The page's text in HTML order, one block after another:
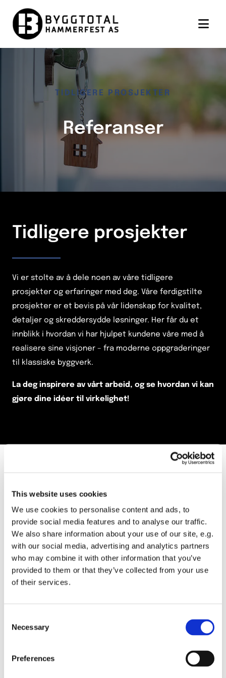
This website uses cookies
We use cookies to personalise content and ads, to
provide social media features and to analyse our traffic.
We also share information about your use of our site, e.g.
with our social media, advertising and analytics partners
who may combine it with other information that you’ve
provided to them or that they’ve collected from your use
of their services.
Selection
Necessary
Preferences
TIDLIGERE PROSJEKTER
Referanser
Tidligere prosjekter
Vi er stolte av å dele noen av våre tidligere
prosjekter og erfaringer med deg. Våre ferdigstilte
prosjekter er et bevis på vår lidenskap for kvalitet,
detaljer og skreddersydde løsninger. Her får du et
innblikk i hvordan vi har hjulpet kundene våre med å
realisere sine visjoner – fra moderne oppgraderinger
til klassiske byggverk.
La deg inspirere av vårt arbeid, og se hvordan vi kan
gjøre dine idéer til virkelighet!
Nybygg av moderne enebolig i